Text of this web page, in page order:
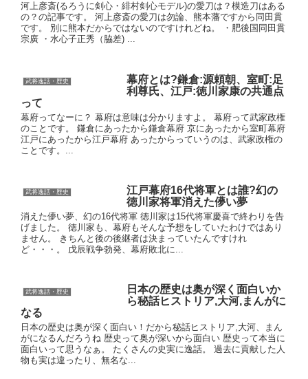
河上彦斎(るろうに剣心・緋村剣心モデル)の愛刀は？模造刀はある
の？の記事です。 河上彦斎の愛刀は勿論、熊本藩ですから同田貫
です。 別に熊本だからではないのですけれどね。 ・肥後国同田貫
宗廣 ・水心子正秀（脇差) ...
武将逸話・歴史
幕府とは?鎌倉:源頼朝、室町:足
利尊氏、江戸:徳川家康の共通点
って
幕府ってなーに？ 幕府は意味は分かりますよ。 幕府って武家政権
のことです。 鎌倉にあったから鎌倉幕府 京にあったから室町幕府
江戸にあったから江戸幕府 あったからっていうのは、武家政権の
ことです。...
武将逸話・歴史
江戸幕府16代将軍とは誰?幻の
徳川家将軍消えた儚い夢
消えた儚い夢、幻の16代将軍 徳川家は15代将軍慶喜で終わりを告
げました。 徳川家も、幕府もそんな予想をしていたわけではあり
ません。 きちんと後の後継者は決まっていたんですけれ
ど・・・。 戊辰戦争勃発、幕府敗北に...
武将逸話・歴史
日本の歴史は奥が深く面白いか
ら秘話ヒストリア,大河,まんがに
なる
日本の歴史は奥が深く面白い！だから秘話ヒストリア,大河、まん
がになるんだろうね 歴史って奥が深いから面白い 歴史って本当に
面白いって思うなぁ。 たくさんの史実に逸話。 過去に貢献した人
物も実は違ったり、無名な...